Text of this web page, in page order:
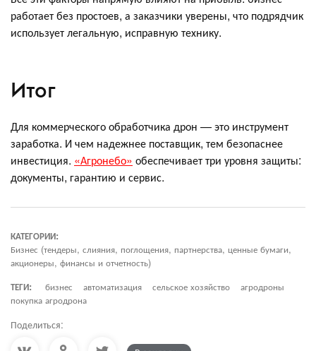
работает без простоев, а заказчики уверены, что подрядчик
использует легальную, исправную технику.
Итог
Для коммерческого обработчика дрон — это инструмент
заработка. И чем надежнее поставщик, тем безопаснее
инвестиция. «Агронебо» обеспечивает три уровня защиты:
документы, гарантию и сервис.
КАТЕГОРИИ:
Бизнес (тендеры, слияния, поглощения, партнерства, ценные бумаги,
акционеры, финансы и отчетность)
ТЕГИ:
бизнес автоматизация сельское хозяйство
агродроны
покупка агродрона
Поделиться: